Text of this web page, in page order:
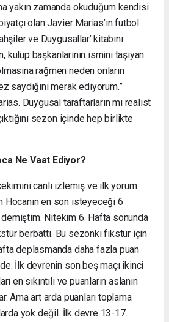
yakın zamanda okuduğum kendisi
olan Javier Marias’ın futbol
ve Duygusallar’ kitabını
kulüp başkanlarının ismini taşıyan
rağmen neden onların
saydığını merak ediyorum.”
Duygusal taraftarların mı realist
sezon içinde hep birlikte
Ne Vaat Ediyor?
canlı izlemiş ve ilk yorum
Hocanın en son isteyeceği 6
demiştim. Nitekim 6. Hafta sonunda
berbattı. Bu sezonki fikstür için
deplasmanda daha fazla puan
İlk devrenin son beş maçı ikinci
en sıkıntılı ve puanların aslanın
Ama art arda puanları toplama
yok değil. İlk devre 13-17.